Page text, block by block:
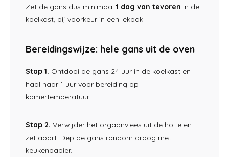
Zet de gans dus minimaal 1 dag van tevoren in de
koelkast, bij voorkeur in een lekbak.
Bereidingswijze: hele gans uit de oven
Stap 1. Ontdooi de gans 24 uur in de koelkast en
haal haar 1 uur voor bereiding op
kamertemperatuur.
Stap 2. Verwijder het orgaanvlees uit de holte en
zet apart. Dep de gans rondom droog met
keukenpapier.